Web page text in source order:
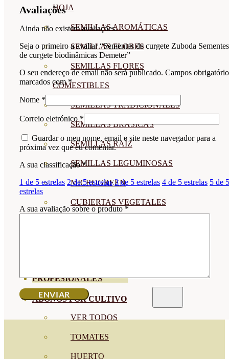
HOJA
SEMILLAS AROMÁTICAS
SEMILLAS FLORES
SEMILLAS FLORES
COMESTIBLES
SEMILLAS TRADICIONALES
SEMILLAS BRASICAS
SEMILLAS RAÍZ
SEMILLAS LEGUMINOSAS
MICROGREEN
CUBIERTAS VEGETALES
PROFESIONALES
ABONOS POR CULTIVO
VER TODOS
TOMATES
HUERTO
Avaliações
Ainda não existem avaliações.
Seja o primeiro a avaliar “Sementes de curgete Zuboda Sementes
de curgete biodinâmicas Demeter”
O seu endereço de email não será publicado. Campos
marcados com*
Nome *
Correio eletrónico *
Guardar o meu nome, email e site neste navegador para a
próxima vez que eu comentar.
A sua classificação*
1 de 5 estrelas 2 de 5 estrelas 3 de 5 estrelas 4 de 5 estrelas 5 de 5
estrelas
A sua avaliação sobre o produto*